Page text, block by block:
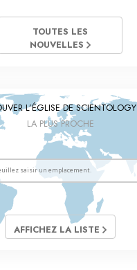
TOUTES LES
NOUVELLES
L’ÉGLISE DE SCIENTOLOGY
LA PLUS PROCHE
AFFICHEZ LA LISTE